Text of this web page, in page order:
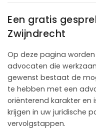
Een gratis
Zwijndrecht
Op deze pagina
advocaten die
gewenst bestaat de
te hebben met een
oriënterend karakter en
krijgen in uw juridische
vervolgstappen.